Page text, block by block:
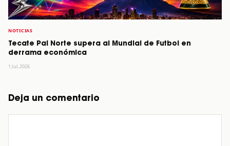
NOTICIAS
Tecate Pal Norte supera al Mundial de Futbol en
derrama económica
1 Jul, 2026
Deja un comentario